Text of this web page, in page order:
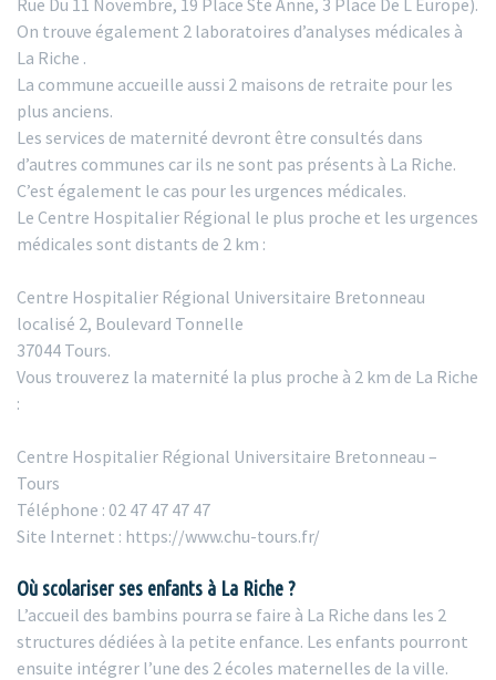
On trouve également 2 laboratoires d’analyses médicales à
La Riche .
La commune accueille aussi 2 maisons de retraite pour les
plus anciens.
Les services de maternité devront être consultés dans
d’autres communes car ils ne sont pas présents à La Riche.
C’est également le cas pour les urgences médicales.
Le Centre Hospitalier Régional le plus proche et les urgences
médicales sont distants de 2 km :
Centre Hospitalier Régional Universitaire Bretonneau
localisé 2, Boulevard Tonnelle
37044 Tours.
Vous trouverez la maternité la plus proche à 2 km de La Riche
:
Centre Hospitalier Régional Universitaire Bretonneau –
Tours
Téléphone : 02 47 47 47 47
Site Internet : https://www.chu-tours.fr/
Où scolariser ses enfants à La Riche ?
L’accueil des bambins pourra se faire à La Riche dans les 2
structures dédiées à la petite enfance. Les enfants pourront
ensuite intégrer l’une des 2 écoles maternelles de la ville.